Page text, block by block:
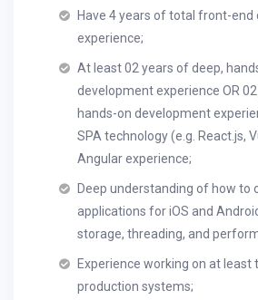
Have 4 years of total front-
experience;
At least 02 years of deep,
development experience OR
hands-on development
SPA technology (e.g. React.js,
Angular experience;
Deep understanding of how to
applications for iOS and
storage, threading, and
Experience working on at least
production systems;